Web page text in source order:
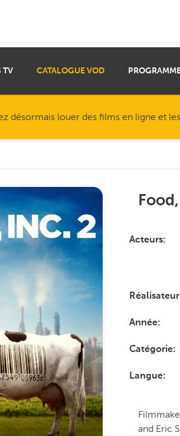
TV CATALOGUE VOD
désormais louer des films en ligne et
Acteurs
Réalisateur
Année
Catégorie
Langue
and Eric